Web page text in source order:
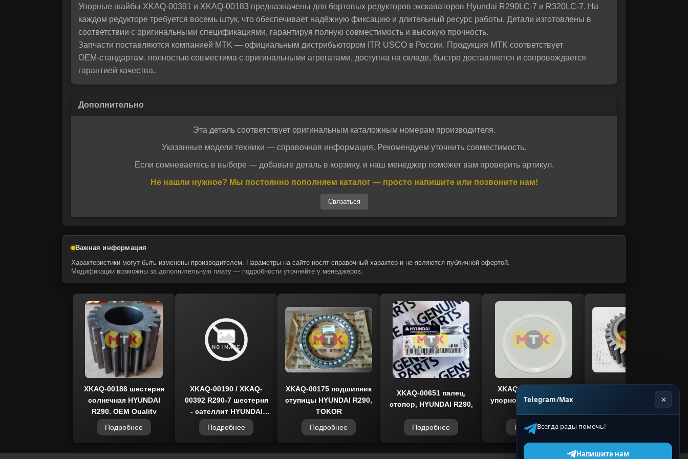
Отправить
Даю своё согласие на обработку персональных данных.
Упорные шайбы XKAQ-00391 и XKAQ-00183 предназначены для бортовых редукторов экскаваторов Hyundai R290LC‑7 и R320LC‑7. На
каждом редукторе требуется восемь штук, что обеспечивает надёжную фиксацию и длительный ресурс работы. Детали изготовлены в
соответствии с оригинальными спецификациями, гарантируя полную совместимость и высокую прочность.
Запчасти поставляются компанией MTK — официальным дистрибьютором ITR USCO в России. Продукция MTK соответствует
OEM‑стандартам, полностью совместима с оригинальными агрегатами, доступна на складе, быстро доставляется и сопровождается
гарантией качества.
Эта деталь соответствует оригинальным каталожным номерам производителя.
Указанные модели техники — справочная информация. Рекомендуем уточнить совместимость.
Если сомневаетесь в выборе — добавьте деталь в корзину, и наш менеджер поможет вам проверить артикул.
Не нашли нужное? Мы постоянно пополняем каталог — просто напишите или позвоните нам!
Связаться
Важная информация
Характеристики могут быть изменены производителем. Параметры на сайте носят справочный характер и не являются публичной офертой.
Модификации возможны за дополнительную плату — подробности уточняйте у менеджеров.
XKAQ-00186 шестерня
солнечная HYUNDAI
R290, OEM Quality
Подробнее
XKAQ-00190 / XKAQ-
00392 R290-7 шестерня
- сателлит HYUNDAI
Подробнее
XKAQ-00175 подшипник
ступицы HYUNDAI R290,
TOKOR
Подробнее
XKAQ-00651 палец,
стопор, HYUNDAI R290,
Подробнее
XKAQ-00210 кольцо
упорное HYUNDAI R290,
Подробнее
солнечная HYUNDAI
Telegram/Max ✕
Всегда рады помочь!
Напишите нам